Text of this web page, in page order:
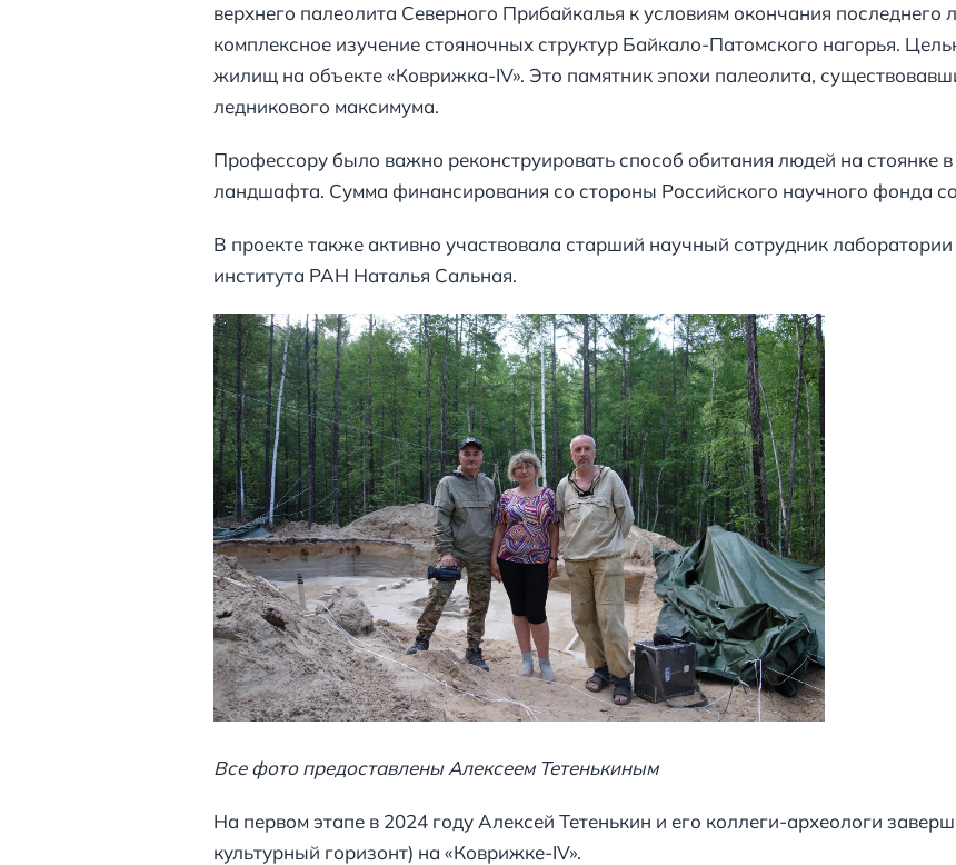
верхнего палеолита Северного Прибайкалья к условиям окончания последнего
комплексное изучение стояночных структур Байкало-Патомского нагорья.
жилищ на объекте «Коврижка-IV». Это памятник эпохи палеолита,
ледникового максимума.
Профессору было важно реконструировать способ обитания людей на стоянке в
ландшафта. Сумма финансирования со стороны Российского научного фонда
В проекте также активно участвовала старший научный сотрудник
института РАН Наталья Сальная.
Все фото предоставлены Алексеем Тетенькиным
На первом этапе в 2024 году Алексей Тетенькин и его коллеги-археологи
культурный горизонт) на «Коврижке-IV».